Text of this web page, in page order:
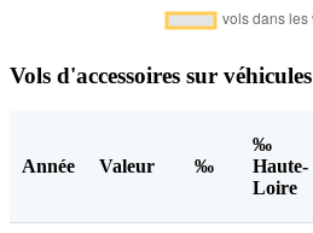
Vols d'accessoires sur véhicules
Année Valeur ‰
‰
Haute-
Loire